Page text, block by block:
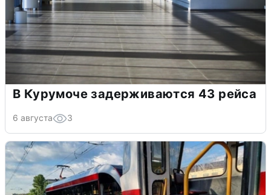
В Курумоче задерживаются 43 рейса
6 августа 3